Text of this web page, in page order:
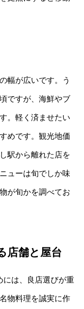
幅が広いです。う
ですが、海鮮やブ
。軽く済ませたい
めです。観光地価
駅から離れた店を
ューは旬でしか味
が旬かを調べてお
店舗と屋台
には、良店選びが重
物料理を誠実に作